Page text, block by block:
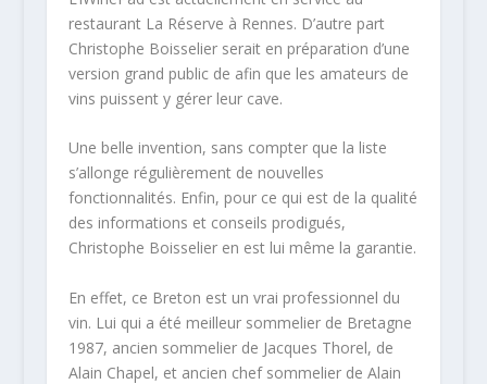
restaurant La Réserve à Rennes. D’autre part
Christophe Boisselier serait en préparation d’une
version grand public de afin que les amateurs de
vins puissent y gérer leur cave.
Une belle invention, sans compter que la liste
s’allonge régulièrement de nouvelles
fonctionnalités. Enfin, pour ce qui est de la qualité
des informations et conseils prodigués,
Christophe Boisselier en est lui même la garantie.
En effet, ce Breton est un vrai professionnel du
vin. Lui qui a été meilleur sommelier de Bretagne
1987, ancien sommelier de Jacques Thorel, de
Alain Chapel, et ancien chef sommelier de Alain